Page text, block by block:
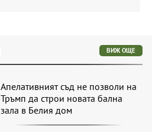
ВИЖ ОЩЕ
Апелативният съд не позволи на
Тръмп да строи новата бална
зала в Белия дом